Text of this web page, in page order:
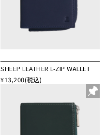
SHEEP LEATHER L-ZIP WALLET
¥13,200(税込)